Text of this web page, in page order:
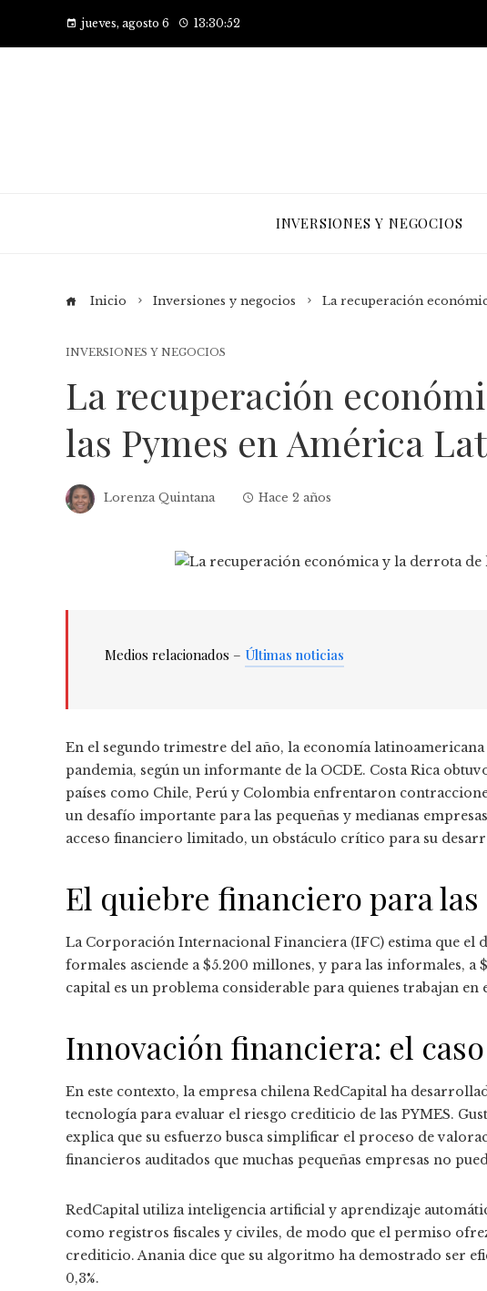
jueves, agosto 6 13:30:53
INVERSIONES Y NEGOCIOS
Inicio Inversiones y negocios La recuperación
INVERSIONES Y NEGOCIOS
La recuperación
las Pymes en América
Lorenza Quintana Hace 2 años
Medios relacionados – Últimas noticias
En el segundo trimestre del año, la economía
pandemia, según un informante de la OCDE. Costa Rica
países como Chile, Perú y Colombia enfrentaron
un desafío importante para las pequeñas y medianas
acceso financiero limitado, un obstáculo crítico para su
El quiebre financiero para las
La Corporación Internacional Financiera (IFC) estima que el
formales asciende a $5.200 millones, y para las informales, a
capital es un problema considerable para quienes trabajan en
Innovación financiera: el
En este contexto, la empresa chilena RedCapital ha
tecnología para evaluar el riesgo crediticio de las PYMES.
explica que su esfuerzo busca simplificar el proceso de
financieros auditados que muchas pequeñas empresas no
RedCapital utiliza inteligencia artificial y aprendizaje
como registros fiscales y civiles, de modo que el permiso
crediticio. Anania dice que su algoritmo ha demostrado ser
0,3%.